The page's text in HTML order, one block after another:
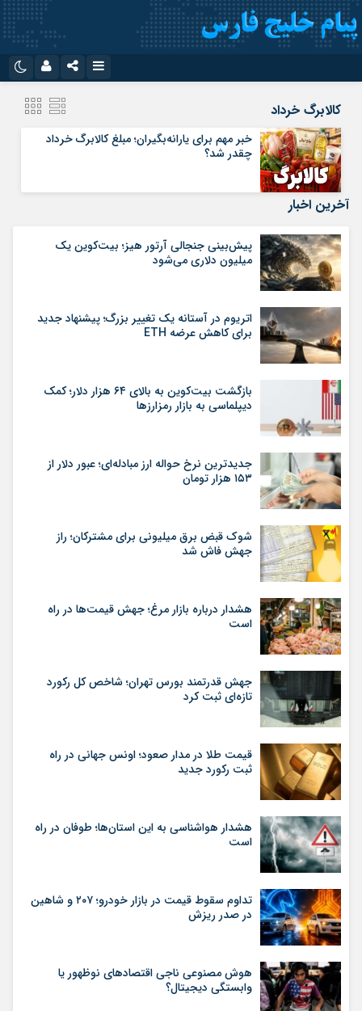
سروش
ایتا
آپارات
رمز عبور
کالابرگ خرداد
خبر مهم برای یارانه‌بگیران؛ مبلغ کالابرگ خرداد
چقدر شد؟
آخرین اخبار
پیش‌بینی جنجالی آرتور هیز؛ بیت‌کوین یک
میلیون دلاری می‌شود
اتریوم در آستانه یک تغییر بزرگ؛ پیشنهاد جدید
برای کاهش عرضه ETH
بازگشت بیت‌کوین به بالای ۶۴ هزار دلار؛ کمک
دیپلماسی به بازار رمزارزها
جدیدترین نرخ حواله ارز مبادله‌ای؛ عبور دلار از
۱۵۳ هزار تومان
شوک قبض برق میلیونی برای مشترکان؛ راز
جهش فاش شد
هشدار درباره بازار مرغ؛ جهش قیمت‌ها در راه
است
جهش قدرتمند بورس تهران؛ شاخص کل رکورد
تازه‌ای ثبت کرد
قیمت طلا در مدار صعود؛ اونس جهانی در راه
ثبت رکورد جدید
هشدار هواشناسی به این استان‌ها؛ طوفان در راه
است
تداوم سقوط قیمت در بازار خودرو؛ ۲۰۷ و شاهین
در صدر ریزش
هوش مصنوعی ناجی اقتصادهای نوظهور یا
وابستگی دیجیتال؟